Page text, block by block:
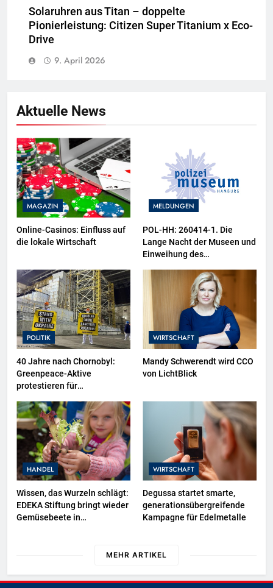
Solaruhren aus Titan – doppelte
Pionierleistung: Citizen Super Titanium x Eco-
Drive
9. April 2026
Aktuelle News
MAGAZIN
Online-Casinos: Einfluss auf
die lokale Wirtschaft
MELDUNGEN
POL-HH: 260414-1. Die
Lange Nacht der Museen und
Einweihung des
sowie neuer
Ausstellungsbereiche im
Polizeimuseum Hamburg
POLITIK
40 Jahre nach Chornobyl:
Greenpeace-Aktive
protestieren für
Wiederaufbau der zerstörten
Schutzhülle / Greenpeace-
Report dokumentiert Folgen
des russischen
Drohnenangriffs
WIRTSCHAFT
Mandy Schwerendt wird CCO
von LichtBlick
HANDEL
Wissen, das Wurzeln schlägt:
EDEKA Stiftung bringt wieder
Gemüsebeete in
WIRTSCHAFT
Degussa startet smarte,
generationsübergreifende
Kampagne für Edelmetalle
MEHR ARTIKEL